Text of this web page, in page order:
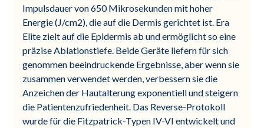
Impulsdauer von 650 Mikrosekunden mit hoher
Energie (J/cm2), die auf die Dermis gerichtet ist. Era
Elite zielt auf die Epidermis ab und ermöglicht so eine
präzise Ablationstiefe. Beide Geräte liefern für sich
genommen beeindruckende Ergebnisse, aber wenn sie
zusammen verwendet werden, verbessern sie die
Anzeichen der Hautalterung exponentiell und steigern
die Patientenzufriedenheit. Das Reverse-Protokoll
wurde für die Fitzpatrick-Typen IV-VI entwickelt und